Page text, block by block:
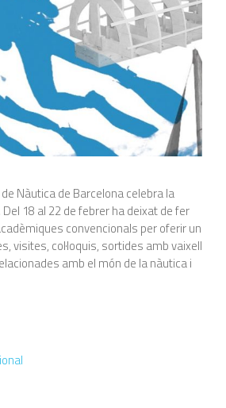
Nàutica de Barcelona celebra la
18 al 22 de febrer ha deixat de fer
convencionals per oferir un
visites, col·loquis, sortides amb vaixell
amb el món de la nàutica i